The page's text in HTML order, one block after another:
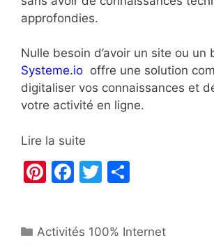
approfondies.
Nulle besoin d’avoir un site ou un
Systeme.io offre une solution
digitaliser vos connaissances et
votre activité en ligne.
Lire la suite
Pi
e
F
e
T
er g
Catégories
Activités 100% Internet